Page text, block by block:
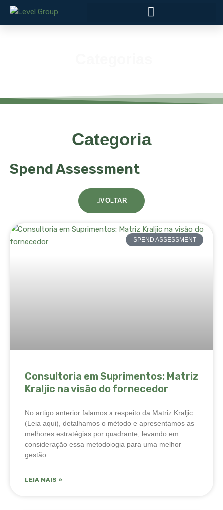
Categoria
Spend Assessment
VOLTAR
SPEND ASSESSMENT
Consultoria em Suprimentos: Matriz
Kraljic na visão do fornecedor
No artigo anterior falamos a respeito da Matriz Kraljic
(Leia aqui), detalhamos o método e apresentamos as
melhores estratégias por quadrante, levando em
consideração essa metodologia para uma melhor
gestão
LEIA MAIS »